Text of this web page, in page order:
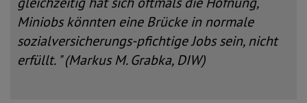
Miniobs könnten eine Brücke in normale
sozialversicherungs-pfichtige Jobs sein, nicht
erfüllt. " (Markus M. Grabka, DIW)